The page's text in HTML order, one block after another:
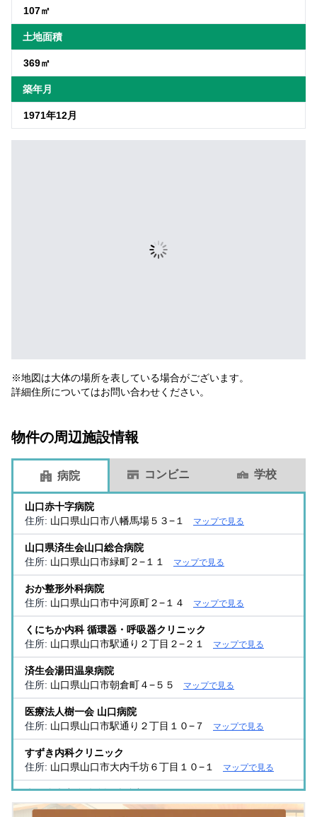
107㎡
土地面積
369㎡
築年月
1971年12月
※地図は大体の場所を表している場合がございます。
詳細住所についてはお問い合わせください。
物件の周辺施設情報
病院 コンビニ 学校
山口赤十字病院
住所: 山口県山口市八幡馬場５３−１ マップで見る
山口県済生会山口総合病院
住所: 山口県山口市緑町２−１１ マップで見る
おか整形外科病院
住所: 山口県山口市中河原町２−１４ マップで見る
くにちか内科 循環器・呼吸器クリニック
住所: 山口県山口市駅通り２丁目２−２１ マップで見る
済生会湯田温泉病院
住所: 山口県山口市朝倉町４−５５ マップで見る
医療法人樹一会 山口病院
住所: 山口県山口市駅通り２丁目１０−７ マップで見る
すずき内科クリニック
住所: 山口県山口市大内千坊６丁目１０−１ マップで見る
山口赤十字病院病診連携室
住所:山口県山口市八幡馬場５３−１ マップで見る